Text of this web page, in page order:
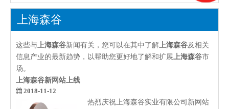
上海森谷
这些与上海森谷新闻有关，您可以在其中了解上海森谷及相关
信息产业的最新趋势，以帮助您更好地了解和扩展上海森谷市
场。
上海森谷新网站上线
2018-11-12
热烈庆祝上海森谷实业有限公司新网站